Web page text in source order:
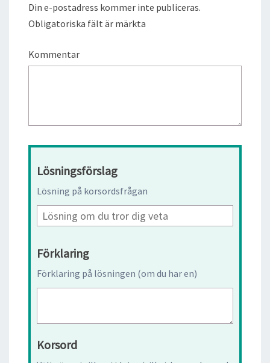
Din e-postadress kommer inte publiceras.
Obligatoriska fält är märkta
Kommentar
Lösningsförslag
Lösning på korsordsfrågan
Förklaring
Förklaring på lösningen (om du har en)
Korsord